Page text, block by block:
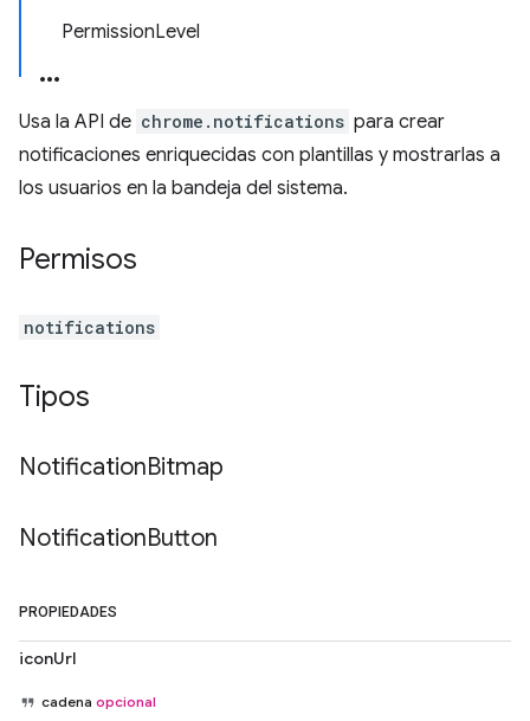
PermissionLevel
Usa la API de chrome.notifications para crear
notificaciones enriquecidas con plantillas y mostrarlas a
los usuarios en la bandeja del sistema.
Permisos
notifications
Tipos
NotificationBitmap
NotificationButton
PROPIEDADES
iconUrl
cadena opcional